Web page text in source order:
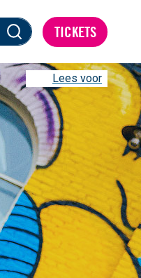
TICKETS
Lees voor